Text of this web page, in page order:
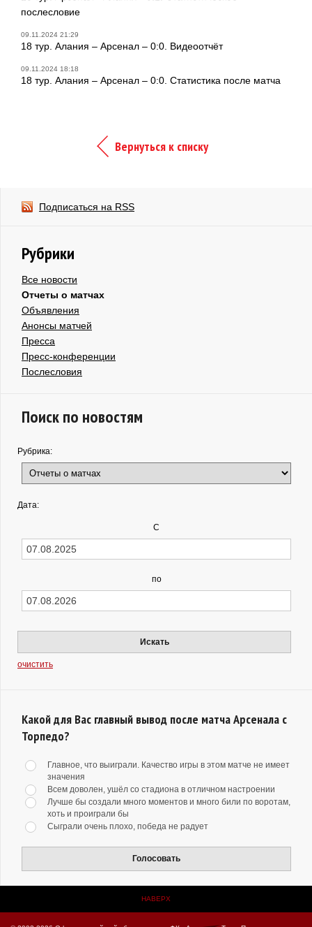
послесловие
09.11.2024 21:29
18 тур. Алания – Арсенал – 0:0. Видеоотчёт
09.11.2024 18:18
18 тур. Алания – Арсенал – 0:0. Статистика после матча
Вернуться к списку
Подписаться на RSS
Рубрики
Все новости
Отчеты о матчах
Объявления
Анонсы матчей
Пресса
Пресс-конференции
Послесловия
Поиск по новостям
Рубрика:
Дата:
С
по
Искать
очистить
Какой для Вас главный вывод после матча Арсенала с
Торпедо?
Главное, что выиграли. Качество игры в этом матче не имеет
значения
Всем доволен, ушёл со стадиона в отличном настроении
Лучше бы создали много моментов и много били по воротам,
хоть и проиграли бы
Сыграли очень плохо, победа не радует
Голосовать
НАВЕРХ